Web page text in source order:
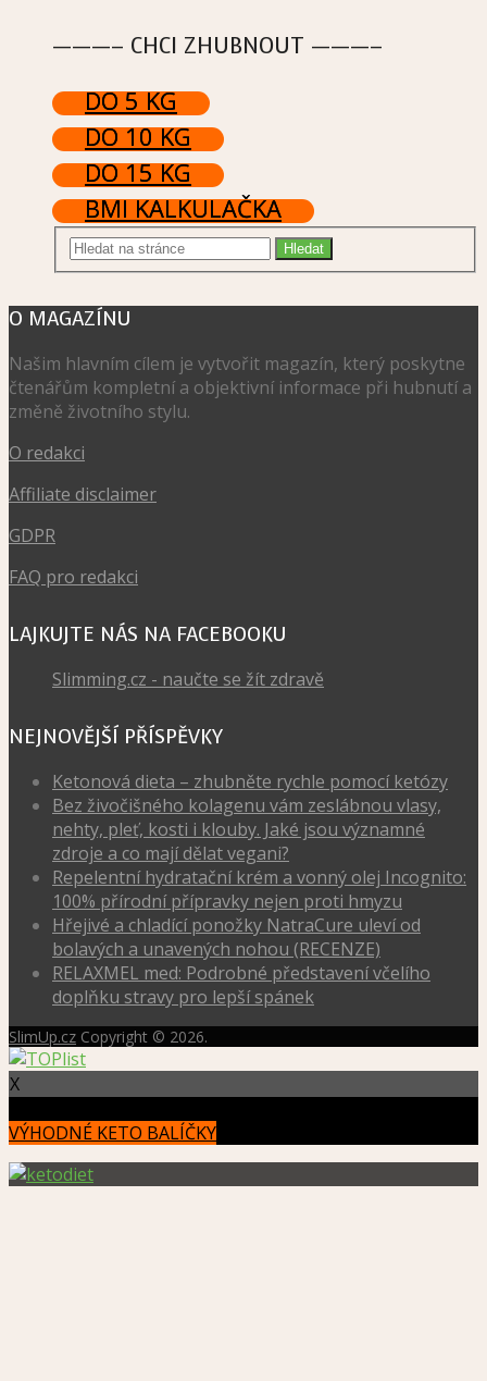
———– CHCI ZHUBNOUT ———–
DO 5 KG
DO 10 KG
DO 15 KG
BMI KALKULAČKA
O MAGAZÍNU
Našim hlavním cílem je vytvořit magazín, který poskytne
čtenářům kompletní a objektivní informace při hubnutí a
změně životního stylu.
O redakci
Affiliate disclaimer
GDPR
FAQ pro redakci
LAJKUJTE NÁS NA FACEBOOKU
Slimming.cz - naučte se žít zdravě
NEJNOVĚJŠÍ PŘÍSPĚVKY
Ketonová dieta – zhubněte rychle pomocí ketózy
Bez živočišného kolagenu vám zeslábnou vlasy,
nehty, pleť, kosti i klouby. Jaké jsou významné
zdroje a co mají dělat vegani?
Repelentní hydratační krém a vonný olej Incognito:
100% přírodní přípravky nejen proti hmyzu
Hřejivé a chladící ponožky NatraCure uleví od
bolavých a unavených nohou (RECENZE)
RELAXMEL med: Podrobné představení včelího
doplňku stravy pro lepší spánek
SlimUp.cz Copyright © 2026.
X
VÝHODNÉ KETO BALÍČKY